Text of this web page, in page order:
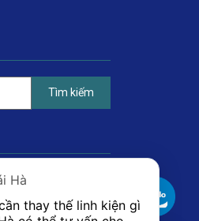
Tìm kiếm
Hà
thay thế linh kiện gì